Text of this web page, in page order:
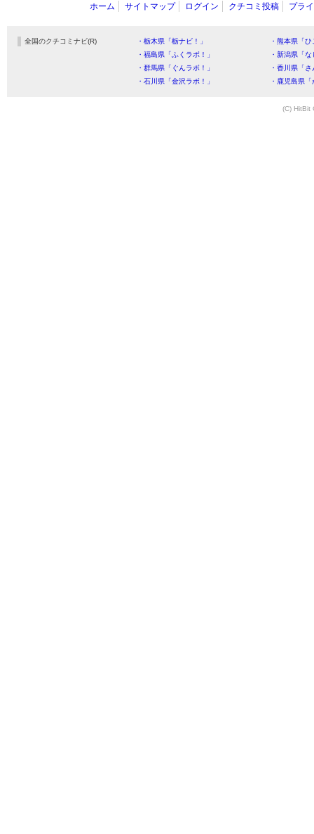
ホーム サイトマップ ログイン クチコミ投稿 プラ
全国のクチコミナビ(R) ・栃木県「栃ナビ！」
・熊本県「
・福島県「ふくラボ！」
・新潟県「
・群馬県「ぐんラボ！」
・香川県「
・石川県「金沢ラボ！」
・鹿児島県
(C) HitBit